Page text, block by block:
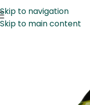
Skip to navigation
Skip to main content